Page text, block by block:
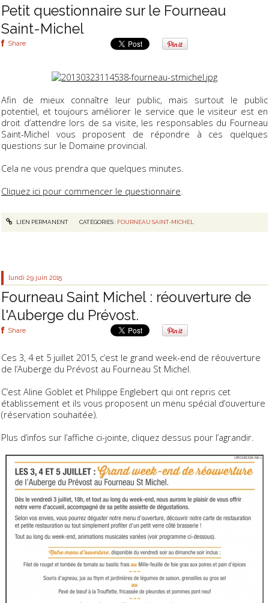
Petit questionnaire sur le Fourneau
Saint-Michel
Share
Afin de mieux connaître leur public, mais surtout le public
potentiel, et toujours améliorer le service que le visiteur est en
droit d’attendre lors de sa visite, les responsables du Fourneau
Saint-Michel vous proposent de répondre à ces quelques
questions sur le Domaine provincial.
Cela ne vous prendra que quelques minutes.
Cliquez ici pour commencer le questionnaire
LIEN PERMANENT CATÉGORIES : FOURNEAU SAINT-MICHEL
lundi 29 juin 2015
Fourneau Saint Michel : réouverture de
l'Auberge du Prévost.
Share
Ces 3, 4 et 5 juillet 2015, c’est le grand week-end de réouverture
de l’Auberge du Prévost au Fourneau St Michel.
C’est Aline Goblet et Philippe Englebert qui ont repris cet
établissement et ils vous proposent un menu spécial d’ouverture
(réservation souhaitée).
Plus d’infos sur l’affiche ci-jointe, cliquez dessus pour l’agrandir.